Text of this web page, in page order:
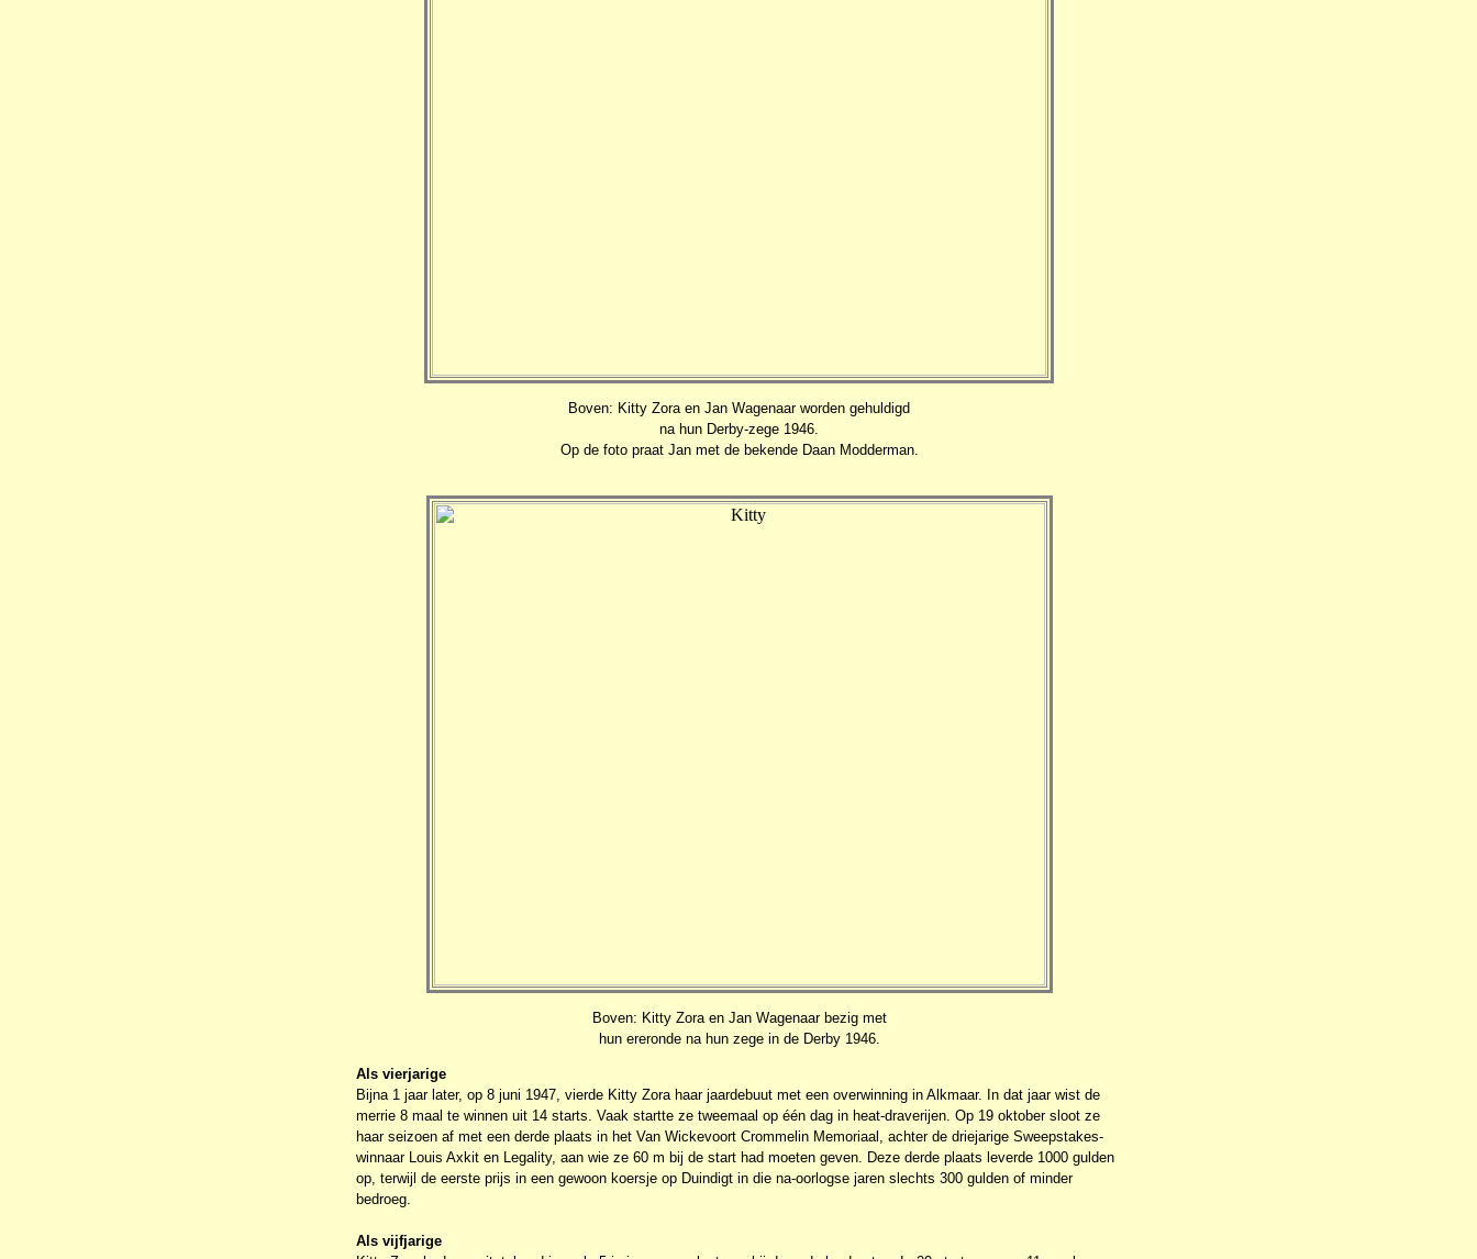
Boven: Kitty Zora en Jan Wagenaar worden gehuldigd
na hun Derby-zege 1946.
Op de foto praat Jan met de bekende Daan Modderman.
Boven: Kitty Zora en Jan Wagenaar bezig met
hun ereronde na hun zege in de Derby 1946.
Als vierjarige
Bijna 1 jaar later, op 8 juni 1947, vierde Kitty Zora haar jaardebuut met een overwinning in Alkmaar. In dat jaar wist de
merrie 8 maal te winnen uit 14 starts. Vaak startte ze tweemaal op één dag in heat-draverijen. Op 19 oktober sloot ze
haar seizoen af met een derde plaats in het Van Wickevoort Crommelin Memoriaal, achter de driejarige Sweepstakes-
winnaar Louis Axkit en Legality, aan wie ze 60 m bij de start had moeten geven. Deze derde plaats leverde 1000 gulden
op, terwijl de eerste prijs in een gewoon koersje op Duindigt in die na-oorlogse jaren slechts 300 gulden of minder
bedroeg.
Als vijfjarige